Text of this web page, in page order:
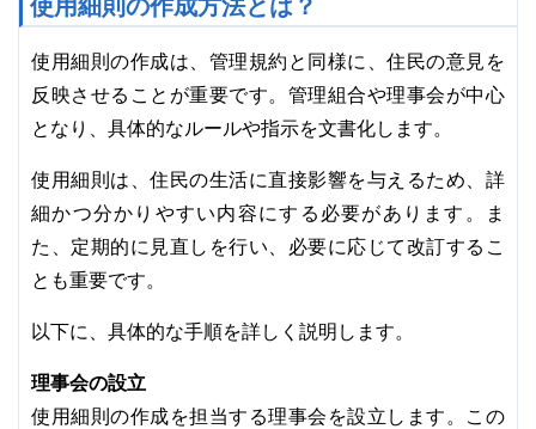
使用細則の作成方法とは？
使用細則の作成は、管理規約と同様に、住民の意見を
反映させることが重要です。管理組合や理事会が中心
となり、具体的なルールや指示を文書化します。
使用細則は、住民の生活に直接影響を与えるため、詳
細かつ分かりやすい内容にする必要があります。ま
た、定期的に見直しを行い、必要に応じて改訂するこ
とも重要です。
以下に、具体的な手順を詳しく説明します。
理事会の設立
使用細則の作成を担当する理事会を設立します。この